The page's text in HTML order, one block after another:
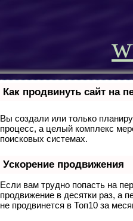
Как продвинуть сайт на
Вы создали или только
процесс, а целый комплекс
поисковых системах.
Ускорение продвижения
Если вам трудно попасть на
продвижение в десятки раз, а
не продвинется в Топ10 за